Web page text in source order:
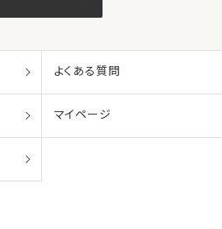
よくある質問
マイページ